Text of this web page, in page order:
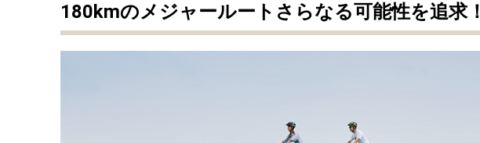
180kmのメジャールートさらなる可能性を追求！